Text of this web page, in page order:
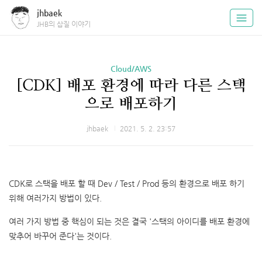
jhbaek
JHB의 삽질 이야기
Cloud/AWS
[CDK] 배포 환경에 따라 다른 스택
으로 배포하기
jhbaek 2021. 5. 2. 23:57
CDK로 스택을 배포 할 때 Dev / Test / Prod 등의 환경으로 배포 하기
위해 여러가지 방법이 있다.
여러 가지 방법 중 핵심이 되는 것은 결국 '스택의 아이디를 배포 환경에
맞추어 바꾸어 준다'는 것이다.